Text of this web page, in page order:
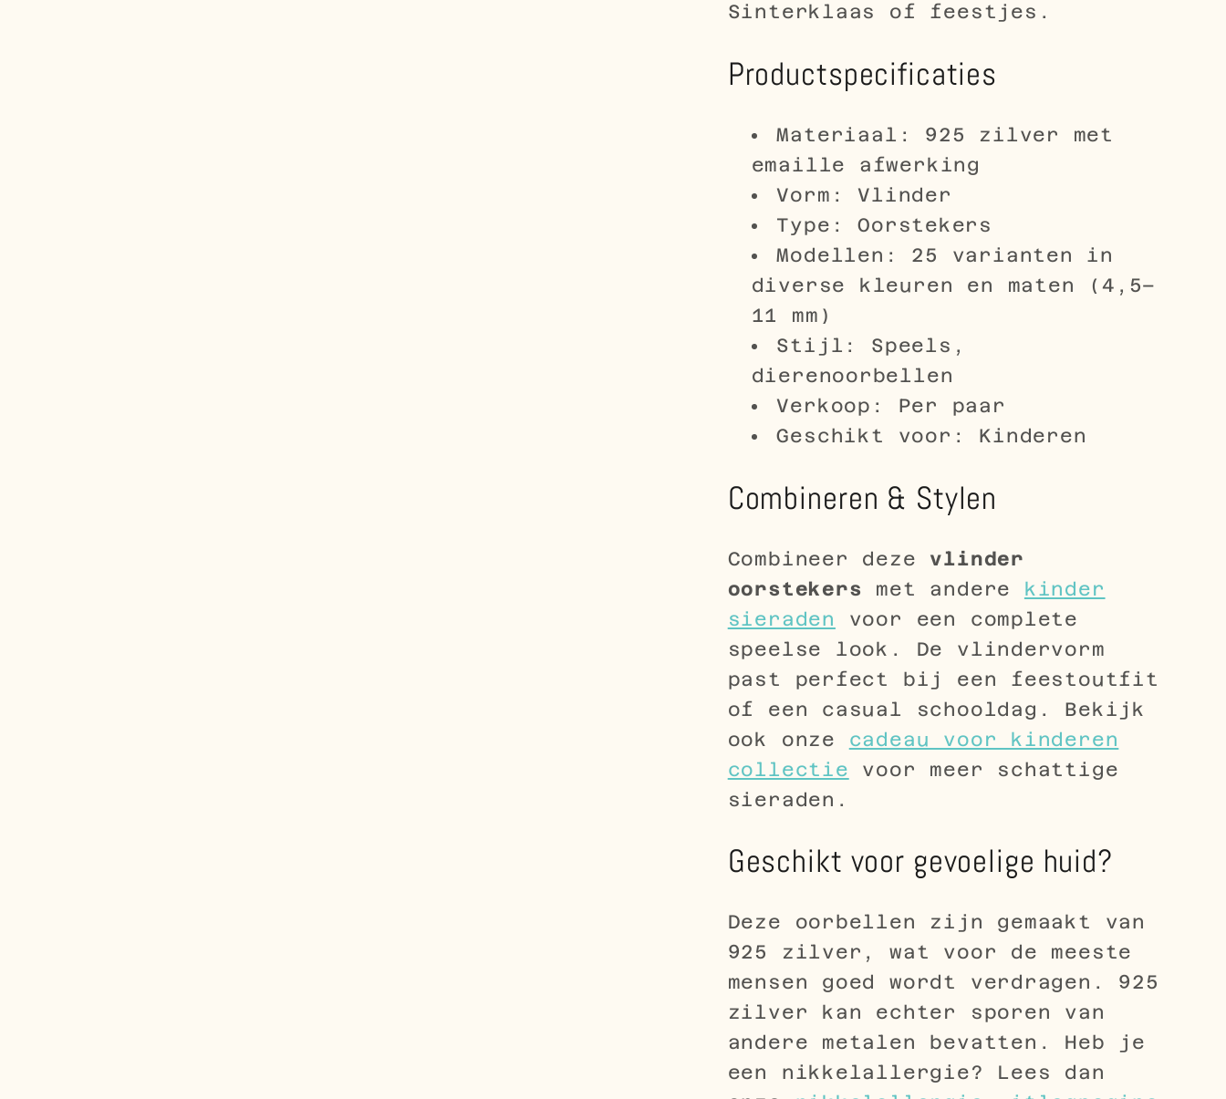
Sinterklaas of feestjes.
Productspecificaties
Materiaal: 925 zilver met
emaille afwerking
Vorm: Vlinder
Type: Oorstekers
Modellen: 25 varianten in
diverse kleuren en maten (4,5–
11 mm)
Stijl: Speels,
dierenoorbellen
Verkoop: Per paar
Geschikt voor: Kinderen
Combineren & Stylen
Combineer deze vlinder
oorstekers
met andere kinder
sieraden
voor een complete
speelse look. De vlindervorm
past perfect bij een feestoutfit
of een casual schooldag. Bekijk
ook onze cadeau voor kinderen
collectie voor meer schattige
sieraden.
Geschikt voor gevoelige huid?
Deze oorbellen zijn gemaakt van
925 zilver, wat voor de meeste
mensen goed wordt verdragen. 925
zilver kan echter sporen van
andere metalen bevatten. Heb je
een nikkelallergie? Lees dan